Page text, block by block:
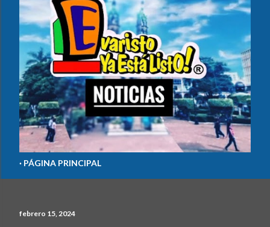
PÁGINA PRINCIPAL
febrero 15, 2024